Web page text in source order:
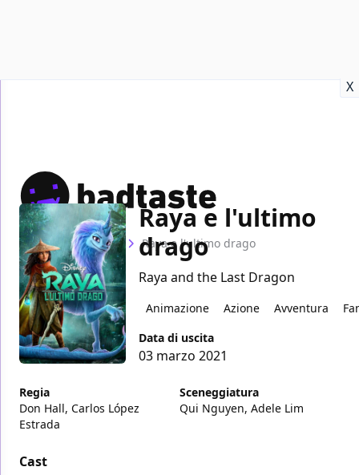
X
Home Film Raya e l'ultimo drago
Raya e l'ultimo
drago
Raya and the Last Dragon
Animazione Azione Avventura
Data di uscita
03 marzo 2021
Regia
Don Hall, Carlos López
Estrada
Sceneggiatura
Qui Nguyen, Adele Lim
Cast